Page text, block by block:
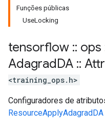
Funções públicas
UseLocking
tensorflow :: ops
AdagradDA ::
<training_ops.h>
Configuradores de
ResourceApplyAdagradDA